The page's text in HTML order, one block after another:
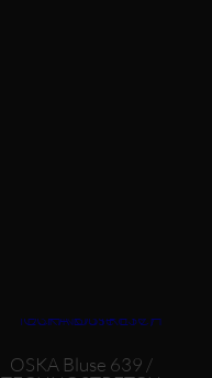
Dieses Produkt weist mehrere Varianten auf. Die Optionen können auf der Produktseite gewählt werden
OSKA Bluse 639 /